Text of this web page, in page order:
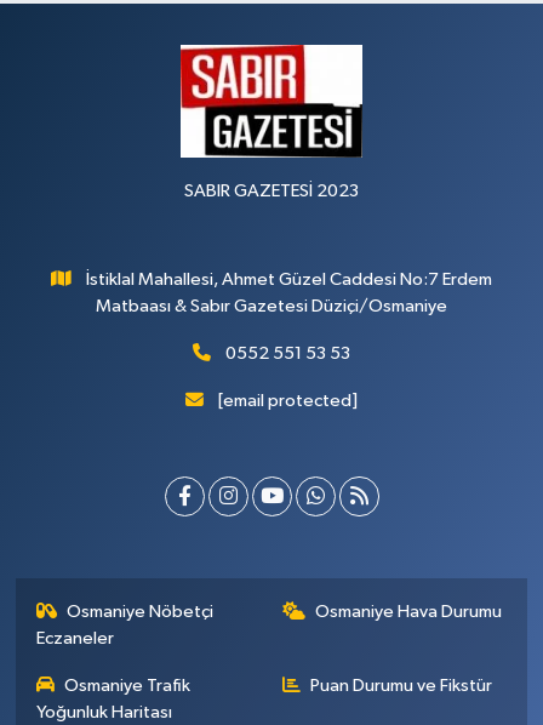
SABIR GAZETESİ 2023
İstiklal Mahallesi, Ahmet Güzel Caddesi No:7 Erdem
Matbaası & Sabır Gazetesi Düziçi/Osmaniye
0552 551 53 53
[email protected]
Osmaniye Nöbetçi
Eczaneler
Osmaniye Hava Durumu
Osmaniye Trafik
Yoğunluk Haritası
Puan Durumu ve Fikstür